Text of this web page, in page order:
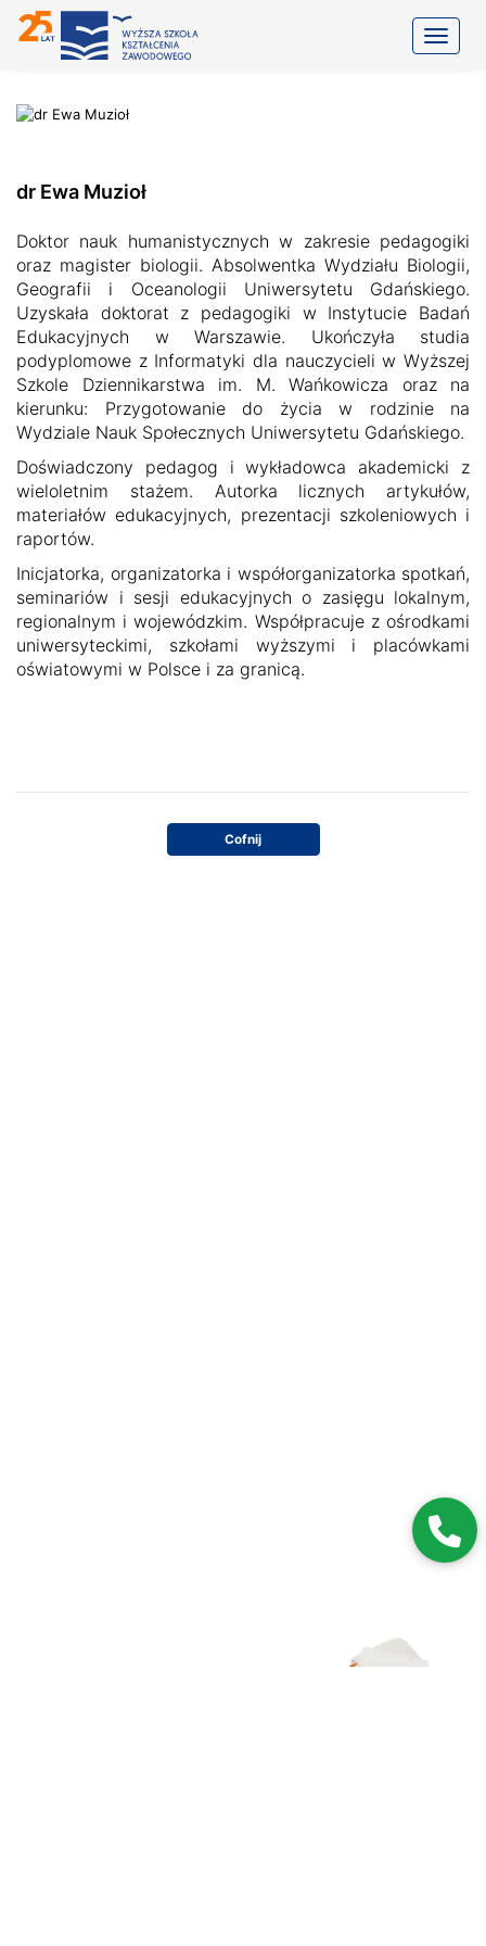
dr Ewa Muzioł
Doktor nauk humanistycznych w zakresie pedagogiki
oraz magister biologii. Absolwentka Wydziału Biologii,
Geografii i Oceanologii Uniwersytetu Gdańskiego.
Uzyskała doktorat z pedagogiki w Instytucie Badań
Edukacyjnych w Warszawie. Ukończyła studia
podyplomowe z Informatyki dla nauczycieli w Wyższej
Szkole Dziennikarstwa im. M. Wańkowicza oraz na
kierunku: Przygotowanie do życia w rodzinie na
Wydziale Nauk Społecznych Uniwersytetu Gdańskiego.
Doświadczony pedagog i wykładowca akademicki z
wieloletnim stażem. Autorka licznych artykułów,
materiałów edukacyjnych, prezentacji szkoleniowych i
raportów.
Inicjatorka, organizatorka i współorganizatorka spotkań,
seminariów i sesji edukacyjnych o zasięgu lokalnym,
regionalnym i wojewódzkim. Współpracuje z ośrodkami
uniwersyteckimi, szkołami wyższymi i placówkami
oświatowymi w Polsce i za granicą.